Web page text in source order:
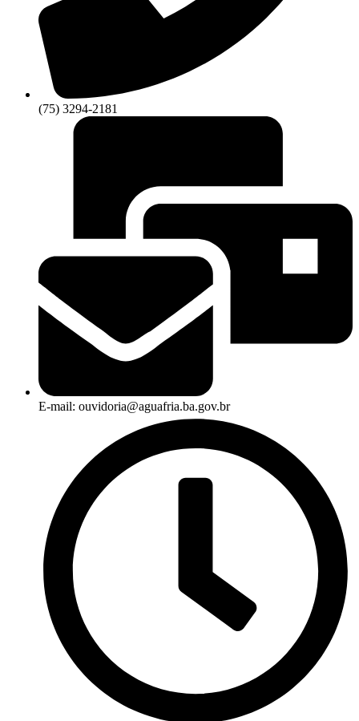
(75) 3294-2181
E-mail: ouvidoria@aguafria.ba.gov.br